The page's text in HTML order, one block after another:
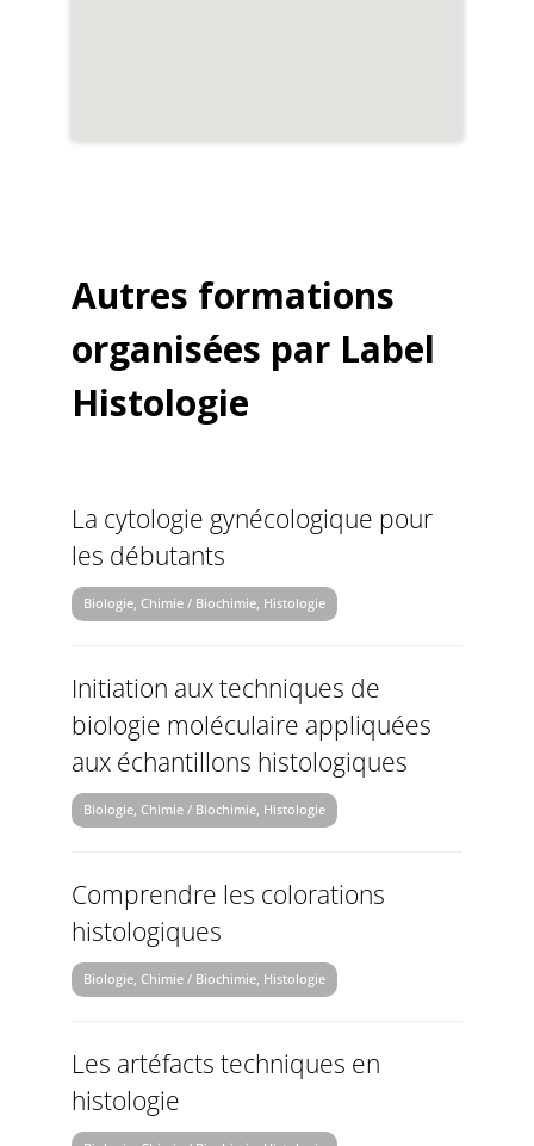
Autres formations
organisées par Label
Histologie
La cytologie gynécologique pour
les débutants
Biologie, Chimie / Biochimie, Histologie
Initiation aux techniques de
biologie moléculaire appliquées
aux échantillons histologiques
Biologie, Chimie / Biochimie, Histologie
Comprendre les colorations
histologiques
Biologie, Chimie / Biochimie, Histologie
Les artéfacts techniques en
histologie